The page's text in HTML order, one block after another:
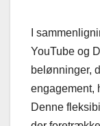
I
YouTube og
belønninger,
engagement,
Denne